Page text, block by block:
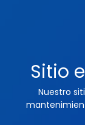
Sitio
Nuestro